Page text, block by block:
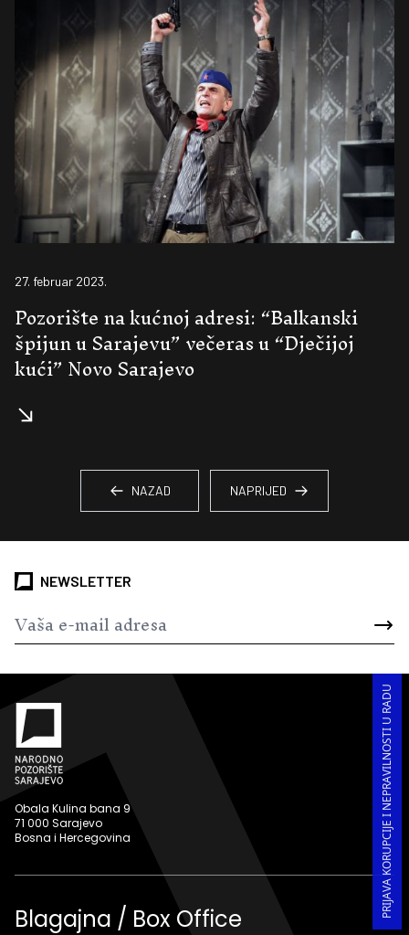
27. februar 2023.
Pozorište na kućnoj adresi: “Balkanski
špijun u Sarajevu” večeras u “Dječijoj
kući” Novo Sarajevo
NAZAD NAPRIJED
NEWSLETTER
PRIJAVA KORUPCIJE I NEPRAVILNOSTI U RADU
Obala Kulina bana 9
71 000 Sarajevo
Bosna i Hercegovina
Blagajna / Box Office